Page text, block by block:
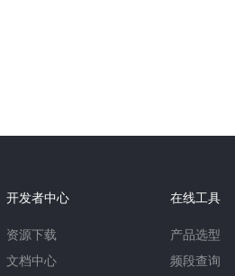
开发者中心
资源下载
文档中心
在线工具
产品选型
频段查询